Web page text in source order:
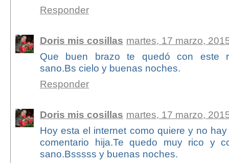
Responder
Doris mis cosillas martes, 17 marzo,
Que buen brazo te quedó con este
sano.Bs cielo y buenas noches.
Responder
Doris mis cosillas martes, 17 marzo,
Hoy esta el internet como quiere y no
comentario hija.Te quedo muy rico y
sano.Bsssss y buenas noches.